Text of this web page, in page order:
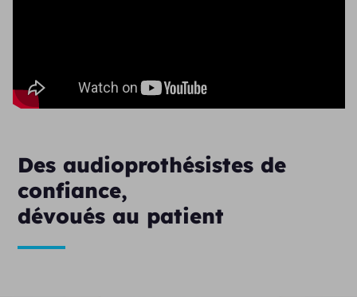
Des audioprothésistes de
confiance,
dévoués au patient